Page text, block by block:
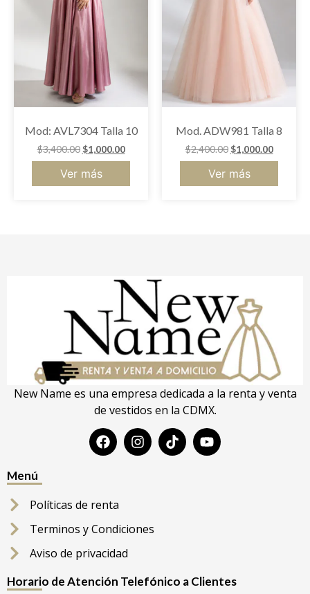
Mod: AVL7304 Talla 10
$3,400.00 $1,000.00
Ver más
Mod. ADW981 Talla 8
$2,400.00 $1,000.00
Ver más
New Name es una empresa dedicada a la renta y venta
de vestidos en la CDMX.
Menú
Políticas de renta
Terminos y Condiciones
Aviso de privacidad
Horario de Atención Telefónico a Clientes